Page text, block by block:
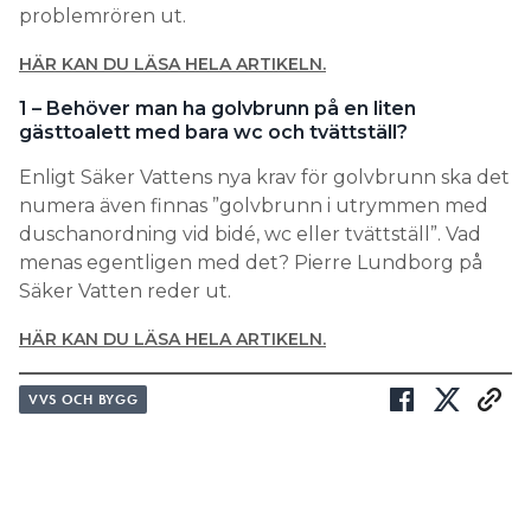
problemrören ut.
HÄR KAN DU LÄSA HELA ARTIKELN.
1 – Behöver man ha golvbrunn på en liten
gästtoalett med bara wc och tvättställ?
Enligt Säker Vattens nya krav för golvbrunn ska det
numera även finnas ”golvbrunn i utrymmen med
duschanordning vid bidé, wc eller tvättställ”. Vad
menas egentligen med det? Pierre Lundborg på
Säker Vatten reder ut.
HÄR KAN DU LÄSA HELA ARTIKELN.
VVS OCH BYGG